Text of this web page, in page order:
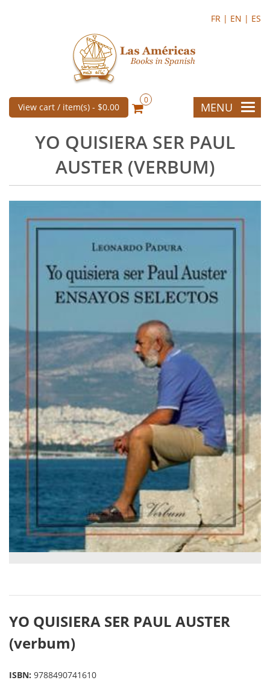
FR | EN | ES
View cart / item(s) - $0.00
0
MENU
YO QUISIERA SER PAUL
AUSTER (VERBUM)
YO QUISIERA SER PAUL AUSTER
(verbum)
ISBN: 9788490741610